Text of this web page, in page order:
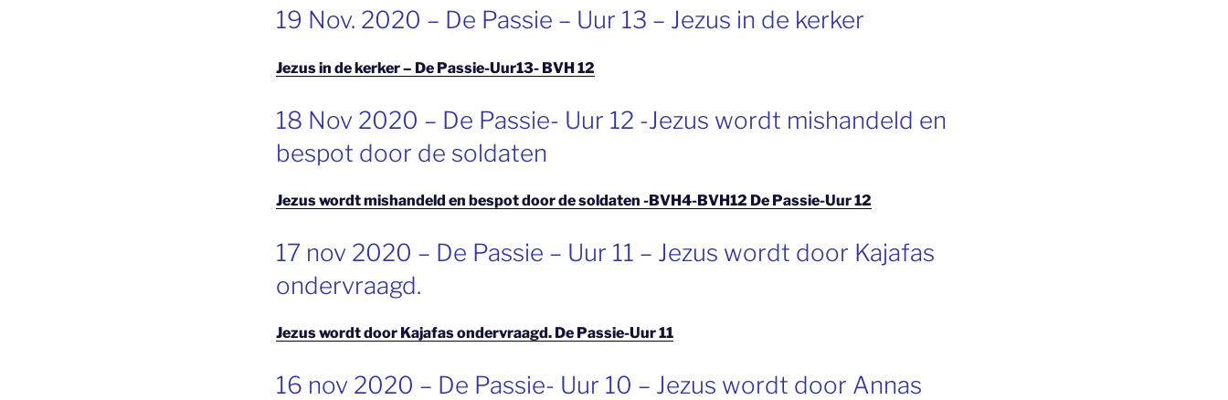
GEPLAATST
OP
19 Nov. 2020 – De Passie – Uur 13 – Jezus in de kerker
Jezus in de kerker – De Passie-Uur13- BVH 12
OP
18 Nov 2020 – De Passie- Uur 12 -Jezus wordt mishandeld en
bespot door de soldaten
Jezus wordt mishandeld en bespot door de soldaten -BVH4-BVH12 De Passie-Uur 12
GEPLAATST
OP
17 nov 2020 – De Passie – Uur 11 – Jezus wordt door Kajafas
ondervraagd.
Jezus wordt door Kajafas ondervraagd. De Passie-Uur 11
GEPLAATST
OP
16 nov 2020 – De Passie- Uur 10 – Jezus wordt door Annas